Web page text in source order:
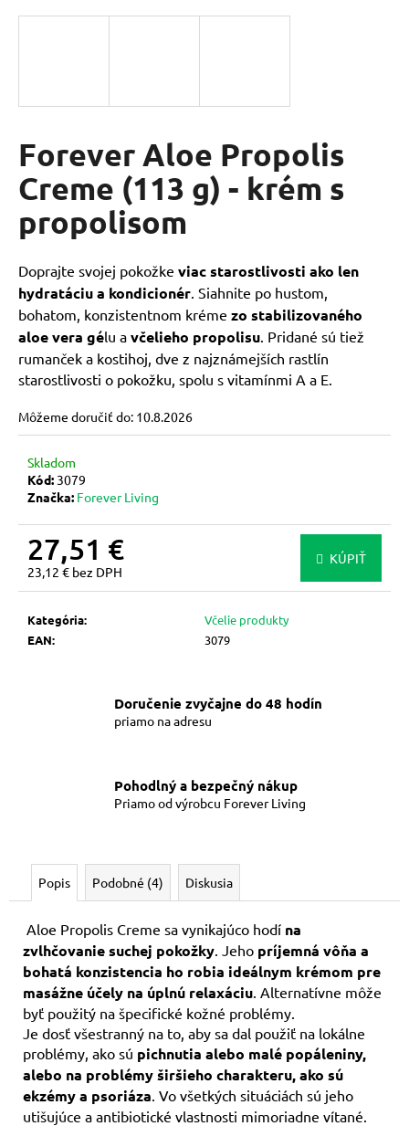
Forever Aloe Propolis
Creme (113 g) - krém s
propolisom
Doprajte svojej pokožke viac starostlivosti ako len
hydratáciu a kondicionér . Siahnite po hustom,
bohatom, konzistentnom kréme zo stabilizovaného
aloe vera gélu a včelieho propolisu . Pridané sú tiež
rumanček a kostihoj, dve z najznámejších rastlín
starostlivosti o pokožku, spolu s vitamínmi A a E.
Môžeme doručiť do: 10.8.2026
Skladom
Kód: 3079
Značka: Forever Living
27,51 €
23,12 € bez DPH
Jednotková
KÚPIŤ
Kategória:
Včelie produkty
EAN: 3079
Doručenie zvyčajne do 48 hodín
priamo na adresu
Pohodlný a bezpečný nákup
Priamo od výrobcu Forever Living
Popis Podobné (4) Diskusia
Aloe Propolis Creme sa vynikajúco hodí na
zvlhčovanie suchej pokožky . Jeho príjemná vôňa a
bohatá konzistencia ho robia ideálnym krémom pre
masážne účely na úplnú relaxáciu . Alternatívne môže
byť použitý na špecifické kožné problémy.
Je dosť všestranný na to, aby sa dal použiť na lokálne
problémy, ako sú pichnutia alebo malé popáleniny,
alebo na problémy širšieho charakteru, ako sú
ekzémy a psoriáza . Vo všetkých situáciách sú jeho
utišujúce a antibiotické vlastnosti mimoriadne vítané.
á
HĽADAŤ
O
d
p
o
r
ú
č
a
m
FOREVER
ŽUVACÍCH
TABLIET
ŽUVACIE
TABLETY
32,74